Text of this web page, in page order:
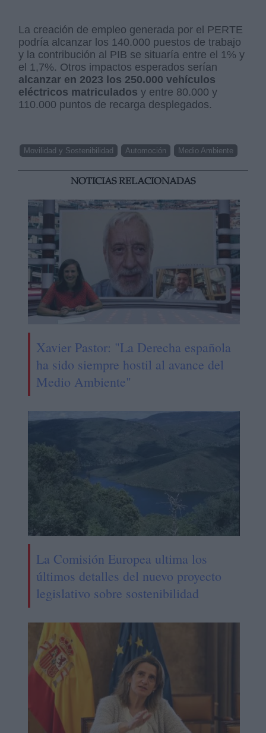
La creación de empleo generada por el PERTE
podría alcanzar los 140.000 puestos de trabajo
y la contribución al PIB se situaría entre el 1% y
el 1,7%. Otros impactos esperados serían
alcanzar en 2023 los 250.000 vehículos
eléctricos matriculados y entre 80.000 y
110.000 puntos de recarga desplegados.
Movilidad y Sostenibilidad Automoción Medio Ambiente
NOTICIAS RELACIONADAS
Xavier Pastor: "La Derecha española
ha sido siempre hostil al avance del
Medio Ambiente"
La Comisión Europea ultima los
últimos detalles del nuevo proyecto
legislativo sobre sostenibilidad